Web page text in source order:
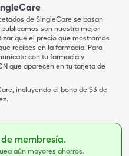
de SingleCare se basan
son nuestra mejor
que el precio que mostramos
recibes en la farmacia. Para
con tu farmacia y
que aparecen en tu tarjeta de
incluyendo el bono de $3 de
membresía.
aún mayores ahorros.